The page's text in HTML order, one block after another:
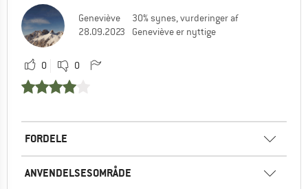
Geneviève
28.09.2023
30% synes, vurderinger af
Geneviève er nyttige
0 0
FORDELE
ANVENDELSESOMRÅDE